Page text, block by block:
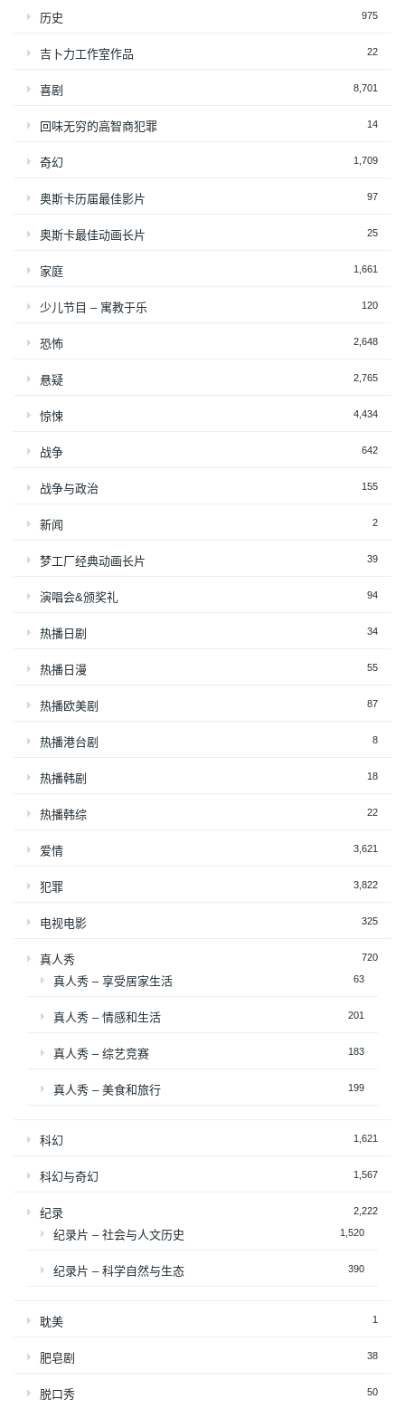
历史 975
吉卜力工作室作品 22
喜剧 8,701
回味无穷的高智商犯罪 14
奇幻 1,709
奥斯卡历届最佳影片 97
奥斯卡最佳动画长片 25
家庭 1,661
少儿节目 – 寓教于乐 120
恐怖 2,648
悬疑 2,765
惊悚 4,434
战争 642
战争与政治 155
新闻 2
梦工厂经典动画长片 39
演唱会&颁奖礼 94
热播日剧 34
热播日漫 55
热播欧美剧 87
热播港台剧 8
热播韩剧 18
热播韩综 22
爱情 3,621
犯罪 3,822
电视电影 325
真人秀 720
真人秀 – 享受居家生活 63
真人秀 – 情感和生活 201
真人秀 – 综艺竞赛 183
真人秀 – 美食和旅行 199
科幻 1,621
科幻与奇幻 1,567
纪录 2,222
纪录片 – 社会与人文历史 1,520
纪录片 – 科学自然与生态 390
耽美 1
肥皂剧 38
脱口秀 50